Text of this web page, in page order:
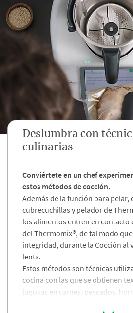
Deslumbra con
culinarias
Conviértete en un chef
estos métodos de cocción​.
Además de la función para pelar,
cubrecuchillas y pelador de
los alimentos entren en contacto
del Thermomix®, de tal modo
integridad, durante la Cocción al
lenta.​
Estos métodos son técnicas
cocina con las que se obtienen
jugosas en carnes, pescados,